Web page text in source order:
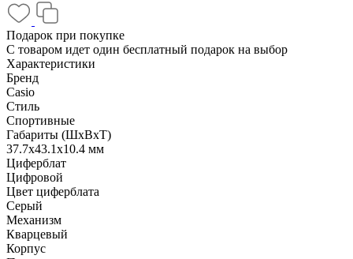
Подарок при покупке
С товаром идет один бесплатный подарок на выбор
Характеристики
Бренд
Casio
Стиль
Спортивные
Габариты (ШхВхТ)
37.7x43.1x10.4 мм
Циферблат
Цифровой
Цвет циферблата
Серый
Механизм
Кварцевый
Корпус